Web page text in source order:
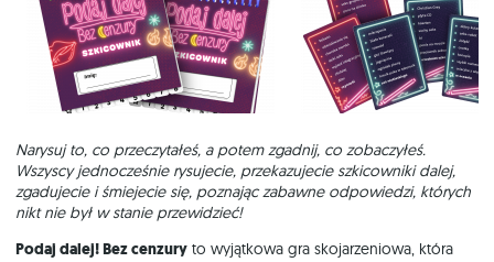
Narysuj to, co przeczytałeś, a potem zgadnij, co zobaczyłeś.
Wszyscy jednocześnie rysujecie, przekazujecie szkicowniki dalej,
zgadujecie i śmiejecie się, poznając zabawne odpowiedzi, których
nikt nie był w stanie przewidzieć!
Podaj dalej! Bez cenzury to wyjątkowa gra skojarzeniowa, która